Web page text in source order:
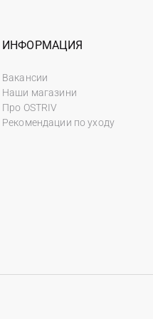
ИНФОРМАЦИЯ
Вакансии
Наши магазини
Про OSTRIV
Рекомендации по уходу